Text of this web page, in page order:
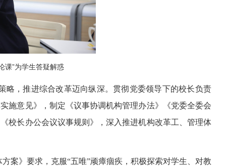
课”为学生答疑解惑
略，推进综合改革迈向纵深。贯彻党委领导下的校长负责
施意见》，制定《议事协调机构管理办法》《党委全委会
校长办公会议议事规则》，深入推进机构改革工、管理体
案》要求，克服“五唯”顽瘴痼疾，积极探索对学生、对教